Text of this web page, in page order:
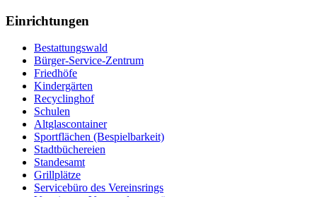
Einrichtungen
Bestattungswald
Bürger-Service-Zentrum
Friedhöfe
Kindergärten
Recyclinghof
Schulen
Altglascontainer
Sportflächen (Bespielbarkeit)
Stadtbüchereien
Standesamt
Grillplätze
Servicebüro des Vereinsrings